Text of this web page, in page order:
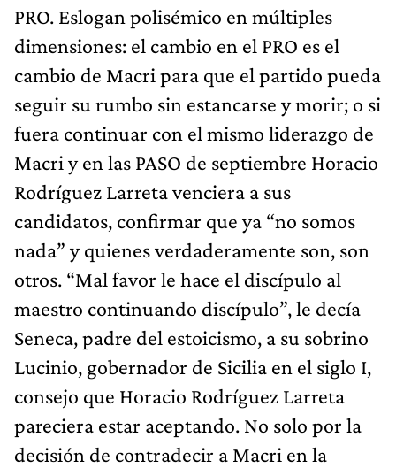
PRO. Eslogan polisémico en múltiples
dimensiones: el cambio en el PRO es el
cambio de Macri para que el partido pueda
seguir su rumbo sin estancarse y morir; o si
fuera continuar con el mismo liderazgo de
Macri y en las PASO de septiembre Horacio
Rodríguez Larreta venciera a sus
candidatos, confirmar que ya “no somos
nada” y quienes verdaderamente son, son
otros. “Mal favor le hace el discípulo al
maestro continuando discípulo”, le decía
Seneca, padre del estoicismo, a su sobrino
Lucinio, gobernador de Sicilia en el siglo I,
consejo que Horacio Rodríguez Larreta
pareciera estar aceptando. No solo por la
decisión de contradecir a Macri en la